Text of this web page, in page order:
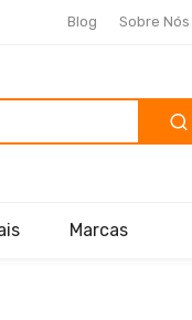
Blog Sobre Nós
Marcas